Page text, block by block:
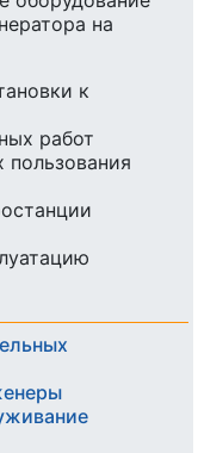
на
к
работ
пользования